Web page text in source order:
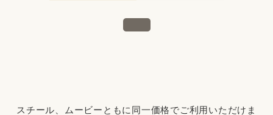
スチール、ムービーともに同一価格でご利用いただけま